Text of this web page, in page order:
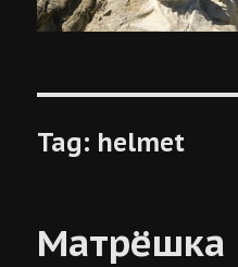
Tag: helmet
Матрёшка